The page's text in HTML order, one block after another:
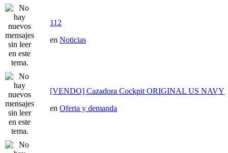
112
en Noticias
[VENDO] Cazadora Cockpit ORIGINAL US NAVY
en Oferta y demanda